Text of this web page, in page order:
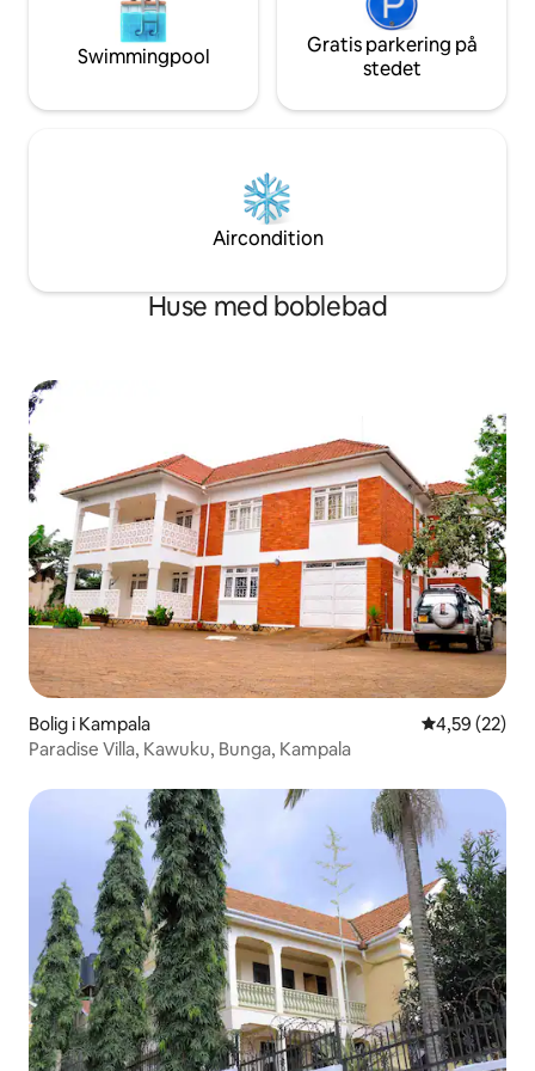
Swimmingpool
Gratis parkering på
stedet
Aircondition
Huse med boblebad
Bolig i Kampala 4,59 ud af 5 i
4,59 (22)
Paradise Villa, Kawuku, Bunga, Kampala